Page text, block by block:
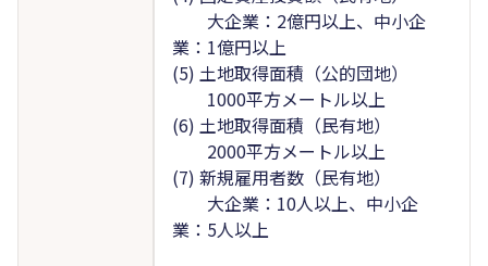
大企業：2億円以上、中小企
業：1億円以上
(5) 土地取得面積（公的団地）
1000平方メートル以上
(6) 土地取得面積（民有地）
2000平方メートル以上
(7) 新規雇用者数（民有地）
大企業：10人以上、中小企
業：5人以上